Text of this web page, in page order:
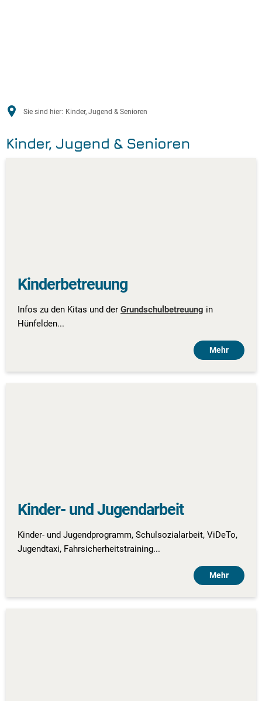
Sie sind hier: Kinder, Jugend & Senioren
Kinder, Jugend & Senioren
Kinderbetreuung
Infos zu den Kitas und der Grundschulbetreuung in
Hünfelden...
Mehr
Kinder- und Jugendarbeit
Kinder- und Jugendprogramm, Schulsozialarbeit, ViDeTo,
Jugendtaxi, Fahrsicherheitstraining...
Mehr